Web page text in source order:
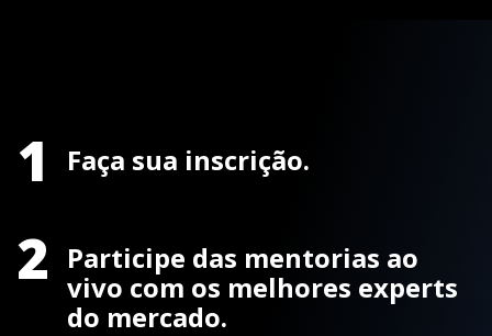
1 Faça sua inscrição.
2
Participe das mentorias ao
vivo com os melhores experts
do mercado.